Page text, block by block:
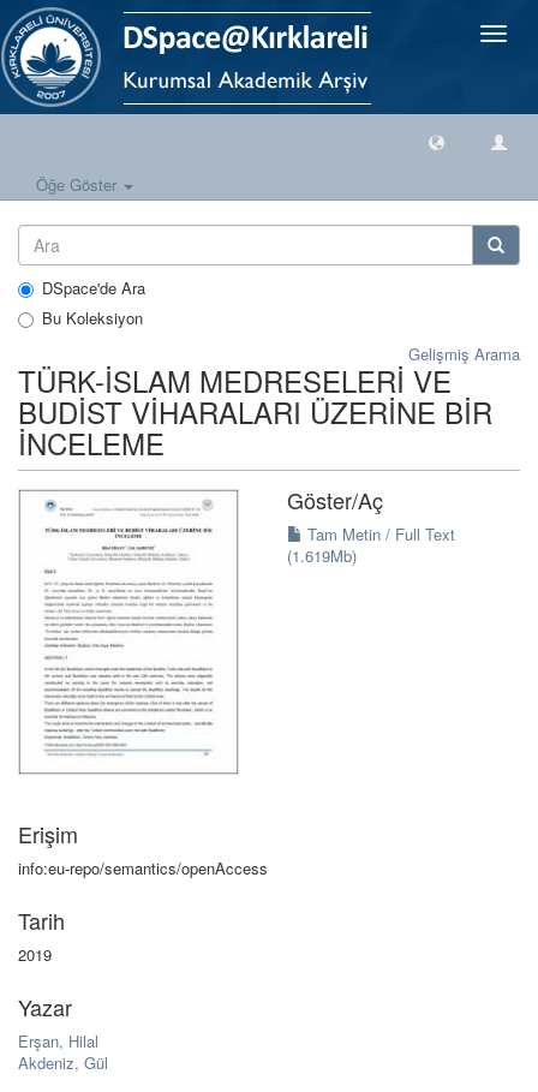
Geçiş
Öğe Göster
DSpace'de Ara
Bu Koleksiyon
Gelişmiş Arama
TÜRK-İSLAM MEDRESELERİ VE
BUDİST VİHARALARI ÜZERİNE BİR
İNCELEME
Göster/Aç
Tam Metin / Full Text
(1.619Mb)
Erişim
info:eu-repo/semantics/openAccess
Tarih
2019
Yazar
Erşan, Hilal
Akdeniz, Gül